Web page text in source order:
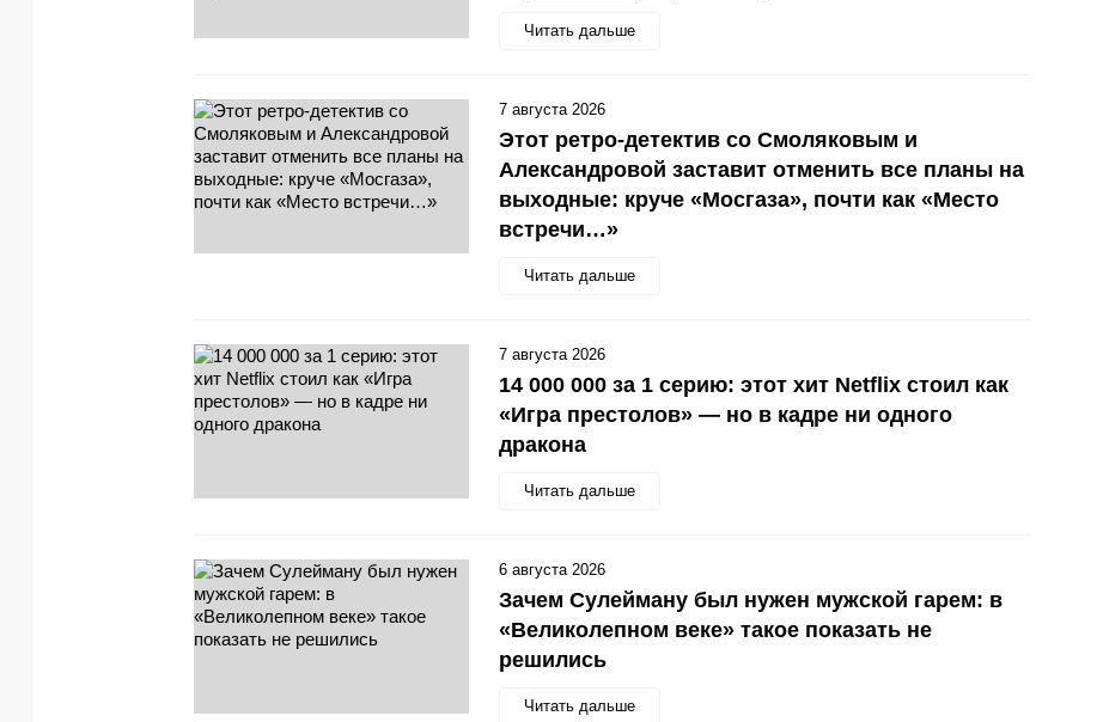
Читать дальше
Этот ретро-детектив со Смоляковым и
Александровой заставит отменить все планы на
выходные: круче «Мосгаза», почти как «Место
встречи…»
Читать дальше
7 августа 2026
14 000 000 за 1 серию: этот хит Netflix стоил как
«Игра престолов» — но в кадре ни одного
дракона
Читать дальше
7 августа 2026
Зачем Сулейману был нужен мужской гарем: в
«Великолепном веке» такое показать не
решились
Читать дальше
6 августа 2026